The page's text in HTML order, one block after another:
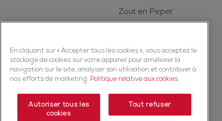
Zout en Peper
Kruiden
Specerijen
Kruidenmixen
En cliquant sur « Accepter tous les cookies », vous acceptez le
stockage de cookies sur votre appareil pour améliorer la
navigation sur le site, analyser son utilisation et contribuer à
nos efforts de marketing. Politique relative aux cookies
Autoriser tous les
cookies
Tout refuser